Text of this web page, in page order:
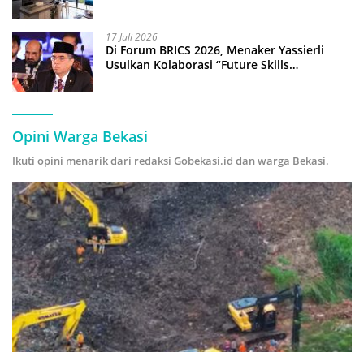
17 Juli 2026
Di Forum BRICS 2026, Menaker Yassierli
Usulkan Kolaborasi “Future Skills
Opini Warga Bekasi
Ikuti opini menarik dari redaksi Gobekasi.id dan warga Bekasi.